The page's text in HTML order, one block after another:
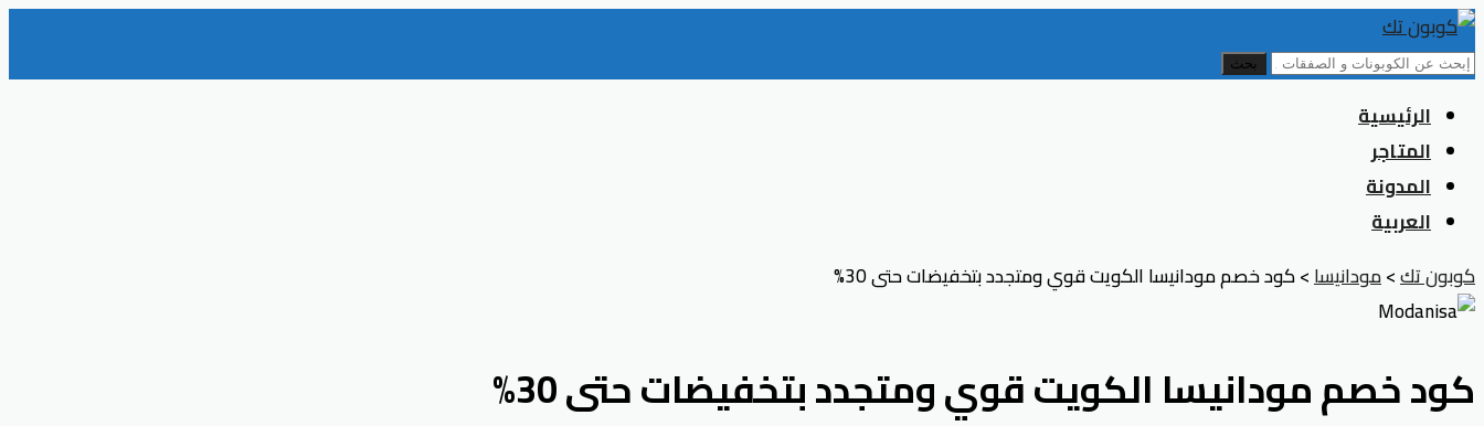
بحث
Skip
content
الرئيسية
المتاجر
المدونة
العربية
كوبون تك>مودانيسا>كود خصم مودانيسا الكويت قوي ومتجدد بتخفيضات حتى 30%
كود خصم مودانيسا الكويت قوي ومتجدد بتخفيضات حتى 30%